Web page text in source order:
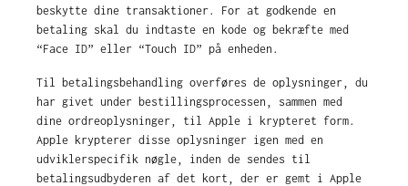
beskytte dine transaktioner. For at godkende en
betaling skal du indtaste en kode og bekræfte med
“Face ID” eller “Touch ID” på enheden.
Til betalingsbehandling overføres de oplysninger, du
har givet under bestillingsprocessen, sammen med
dine ordreoplysninger, til Apple i krypteret form.
Apple krypterer disse oplysninger igen med en
udviklerspecifik nøgle, inden de sendes til
betalingsudbyderen af det kort, der er gemt i Apple